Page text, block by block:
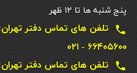
پنج شنبه ها تا ۱۲ ظهر
local_phone
۶۶۴۰۵۶۰۰ - ۰۲۱
local_phone